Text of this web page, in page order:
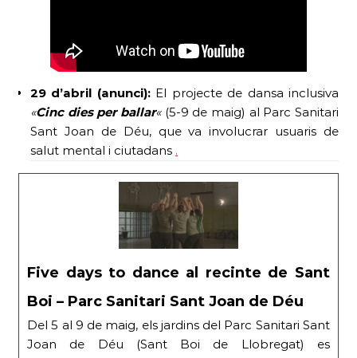
29 d’abril (anunci): El projecte de dansa inclusiva
«Cinc dies per ballar«(5-9 de maig) al Parc Sanitari
Sant Joan de Déu, que va involucrar usuaris de
salut mental i ciutadans .
Five days to dance al recinte de Sant
Boi – Parc Sanitari Sant Joan de Déu
Del 5 al 9 de maig, els jardins del Parc Sanitari Sant
Joan de Déu (Sant Boi de Llobregat) es